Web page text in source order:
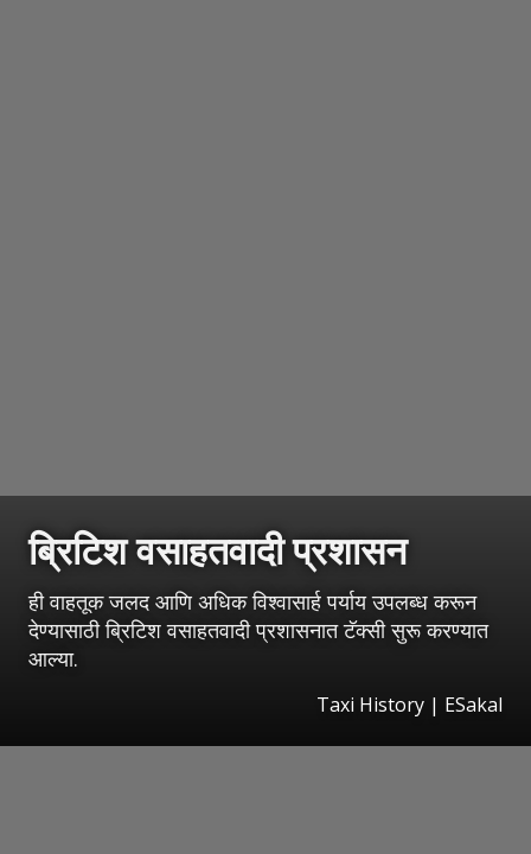
ब्रिटिश वसाहतवादी प्रशासन
ही वाहतूक जलद आणि अधिक विश्वासार्ह पर्याय उपलब्ध करून
देण्यासाठी ब्रिटिश वसाहतवादी प्रशासनात टॅक्सी सुरू करण्यात
आल्या.
Taxi History | ESakal